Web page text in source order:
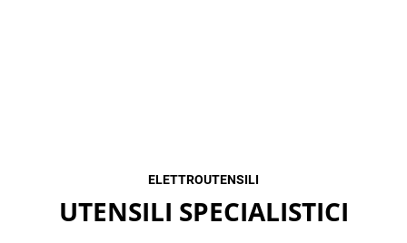
ELETTROUTENSILI
UTENSILI SPECIALISTICI